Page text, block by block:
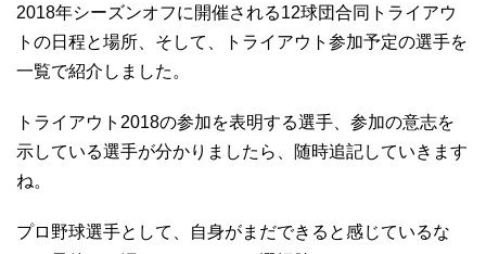
2018年シーズンオフに開催される12球団合同トライアウ
トの日程と場所、そして、トライアウト参加予定の選手を
一覧で紹介しました。
トライアウト2018の参加を表明する選手、参加の意志を
示している選手が分かりましたら、随時追記していきます
ね。
プロ野球選手として、自身がまだできると感じているな